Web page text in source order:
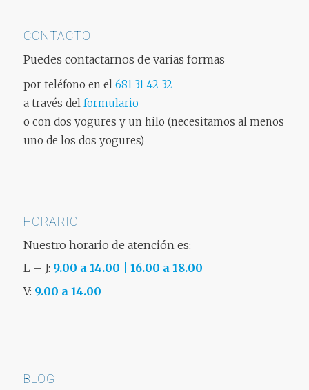
CONTACTO
Puedes contactarnos de varias formas
por teléfono en el 681 31 42 32
a través del formulario
o con dos yogures y un hilo (necesitamos al menos
uno de los dos yogures)
HORARIO
Nuestro horario de atención es:
L – J: 9.00 a 14.00 | 16.00 a 18.00
V: 9.00 a 14.00
BLOG